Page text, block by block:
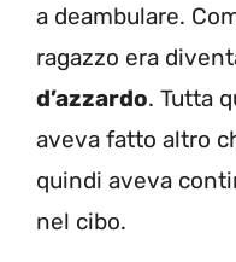
a deambulare.
ragazzo era
d’azzardo. Tutta
aveva fatto altro
quindi aveva
nel cibo.